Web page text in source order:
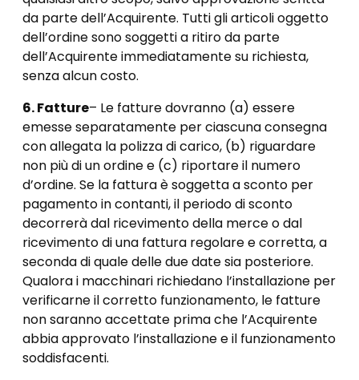
da parte dell’Acquirente. Tutti gli articoli oggetto
dell’ordine sono soggetti a ritiro da parte
dell’Acquirente immediatamente su richiesta,
senza alcun costo.
6. Fatture– Le fatture dovranno (a) essere
emesse separatamente per ciascuna consegna
con allegata la polizza di carico, (b) riguardare
non più di un ordine e (c) riportare il numero
d’ordine. Se la fattura è soggetta a sconto per
pagamento in contanti, il periodo di sconto
decorrerà dal ricevimento della merce o dal
ricevimento di una fattura regolare e corretta, a
seconda di quale delle due date sia posteriore.
Qualora i macchinari richiedano l’installazione per
verificarne il corretto funzionamento, le fatture
non saranno accettate prima che l’Acquirente
abbia approvato l’installazione e il funzionamento
soddisfacenti.